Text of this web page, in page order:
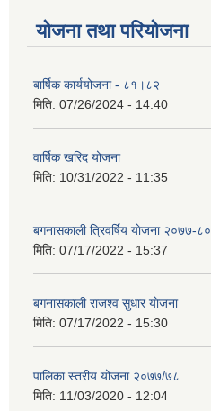
योजना तथा परियोजना
बार्षिक कार्ययोजना - ८१।८२
मिति: 07/26/2024 - 14:40
वार्षिक खरिद योजना
मिति: 10/31/2022 - 11:35
बगनासकाली त्रिवर्षिय याेजना २०७७-८०
मिति: 07/17/2022 - 15:37
बगनासकाली राजश्व सुधार याेजना
मिति: 07/17/2022 - 15:30
पालिका स्तरीय योजना २०७७/७८
मिति: 11/03/2020 - 12:04